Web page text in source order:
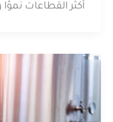
أكثر القطاعات